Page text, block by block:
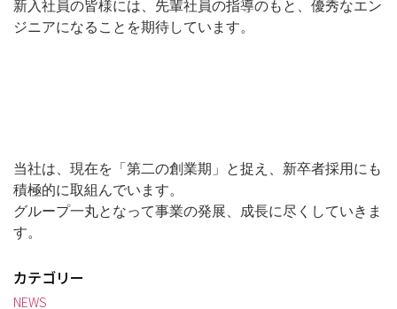
新入社員の皆様には、先輩社員の指導のもと、優秀なエン
ジニアになることを期待しています。
当社は、現在を「第二の創業期」と捉え、新卒者採用にも
積極的に取組んでいます。
グループ一丸となって事業の発展、成長に尽くしていきま
す。
カテゴリー
NEWS